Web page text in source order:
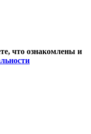
что ознакомлены и